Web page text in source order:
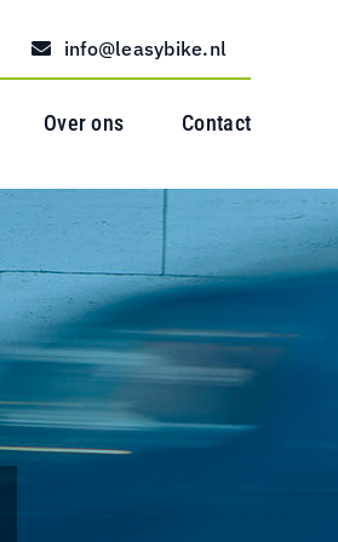
info@leasybike.nl
Over ons Contact